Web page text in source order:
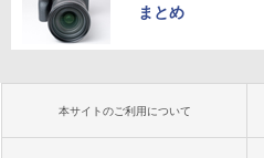
まとめ
本サイトのご利用について